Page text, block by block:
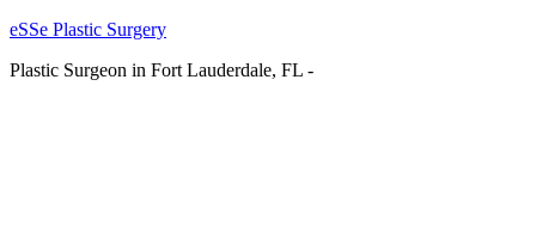
eSSe Plastic Surgery
Plastic Surgeon in Fort Lauderdale, FL -